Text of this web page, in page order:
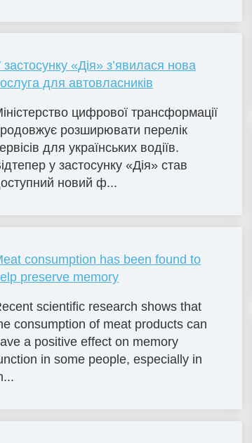
застосунку «Дія» з’явилася нова
для автовласників
цифрової трансформації
розширювати перелік
для українських водіїв.
у застосунку «Дія» став
новий ф...
consumption has been found to
preserve memory
scientific research shows that
consumption of meat products can
a positive effect on memory
in some people, especially in